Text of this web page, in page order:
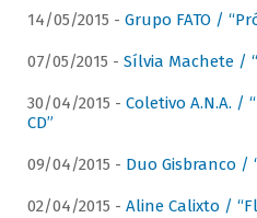
14/05/2015 - Grupo FATO /
07/05/2015 - Sílvia Machete /
30/04/2015 - Coletivo A.N.A. /
CD”
09/04/2015 - Duo Gisbranco /
02/04/2015 - Aline Calixto /